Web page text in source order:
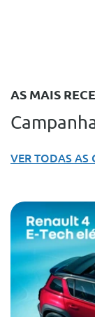
AS MAIS
VER TODAS AS